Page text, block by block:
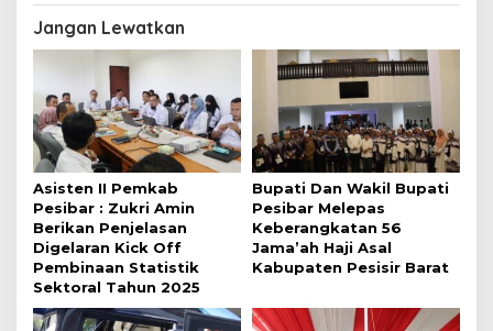
Jangan Lewatkan
Asisten II Pemkab
Pesibar : Zukri Amin
Berikan Penjelasan
Digelaran Kick Off
Pembinaan Statistik
Sektoral Tahun 2025
Bupati Dan Wakil Bupati
Pesibar Melepas
Keberangkatan 56
Jama’ah Haji Asal
Kabupaten Pesisir Barat